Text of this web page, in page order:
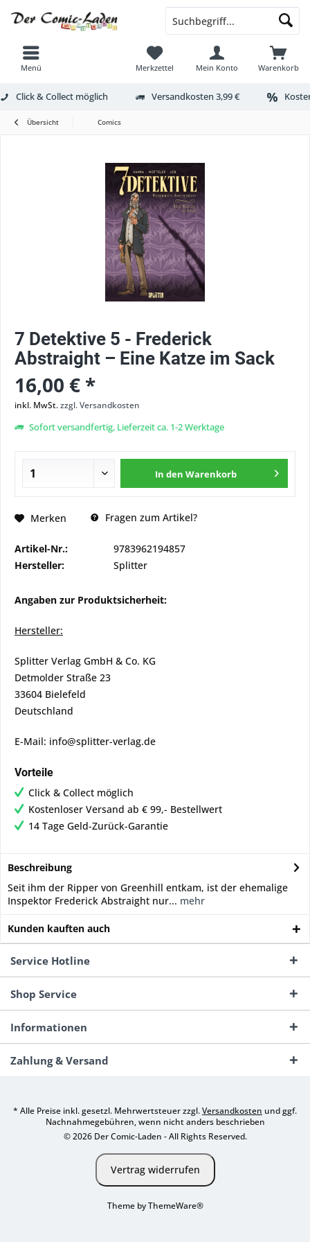
Menü Warenkorb
Merkzettel Mein Konto
Click & Collect möglich Versandkosten 3,99 €
Übersicht Comics
7 Detektive 5 - Frederick
Abstraight – Eine Katze im Sack
16,00 € *
inkl. MwSt.zzgl. Versandkosten
Sofort versandfertig, Lieferzeit ca. 1-2 Werktage
In den Warenkorb
Merken Fragen zum Artikel?
Artikel-Nr.:
9783962194857
Hersteller:
Splitter
Angaben zur Produktsicherheit:
Hersteller:
Splitter Verlag GmbH & Co. KG
Detmolder Straße 23
33604 Bielefeld
Deutschland
E-Mail: info@splitter-verlag.de
Vorteile
Click & Collect möglich
Kostenloser Versand ab € 99,- Bestellwert
14 Tage Geld-Zurück-Garantie
Beschreibung
Seit ihm der Ripper von Greenhill entkam, ist der ehemalige
Inspektor Frederick Abstraight nur... mehr
Kunden kauften auch
Service Hotline
Shop Service
Informationen
Zahlung & Versand
* Alle Preise inkl. gesetzl. Mehrwertsteuer zzgl.Versandkosten und ggf.
Nachnahmegebühren, wenn nicht anders beschrieben
© 2026 Der Comic-Laden - All Rights Reserved.
Vertrag widerrufen
Theme byThemeWare®